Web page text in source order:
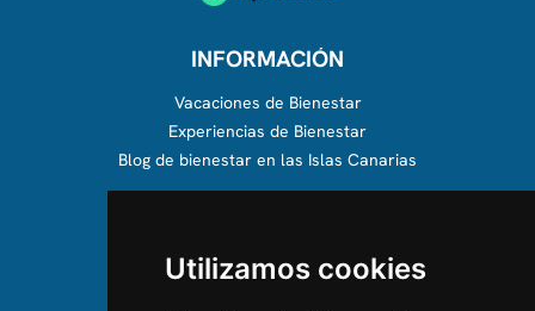
Utilizamos cookies
INFORMACIÓN
Vacaciones de Bienestar
Experiencias de Bienestar
Blog de bienestar en las Islas Canarias
Conócenos